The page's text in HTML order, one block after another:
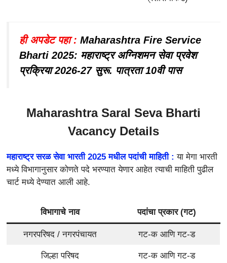
ही अपडेट पहा : Maharashtra Fire Service
Bharti 2025: महाराष्ट्र अग्निशमन सेवा प्रवेश
प्रक्रिया 2026-27 सुरू. पात्रता 10वी पास
Maharashtra Saral Seva Bharti
Vacancy Details
महाराष्ट्र सरळ सेवा भारती 2025 मधील पदांची माहिती :या मेगा भारती
मध्ये विभागानुसार कोणते पदे भरण्यात येणार आहेत त्याची माहिती पुढील
चार्ट मध्ये देण्यात आली आहे.
विभागाचे नाव पदांचा प्रकार (गट)
नगरपरिषद / नगरपंचायत गट-क आणि गट-ड
जिल्हा परिषद गट-क आणि गट-ड